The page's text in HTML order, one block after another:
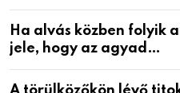
Ha alvás közben folyik
jele, hogy az agyad…